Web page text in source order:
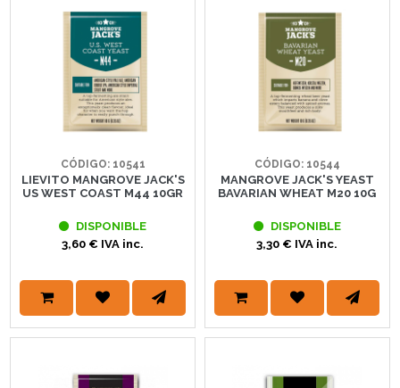
CÓDIGO: 10541
LIEVITO MANGROVE JACK'S
US WEST COAST M44 10GR
DISPONIBLE
3,60 € IVA inc.
CÓDIGO: 10544
MANGROVE JACK'S YEAST
BAVARIAN WHEAT M20 10G
DISPONIBLE
3,30 € IVA inc.